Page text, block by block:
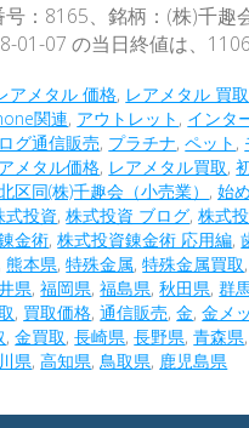
号：8165、銘柄：(株)千趣
01-07 の当日終値は、
アメタル 価格, レアメタル 買取
関連, アウトレット , インタ
グ通信販売, プラチナ,ペット ,
メタル価格, レアメタル買取,
区同(株)千趣会（小売業） ,始
式投資,株式投資 ブログ,株式
金術,株式投資錬金術 応用編,
,熊本県,特殊金属,特殊金属買取
県,福岡県,福島県,秋田県,群
, 買取価格,通信販売,金,金メ
,金買取,長崎県,長野県,青森県
県,高知県,鳥取県, 鹿児島県